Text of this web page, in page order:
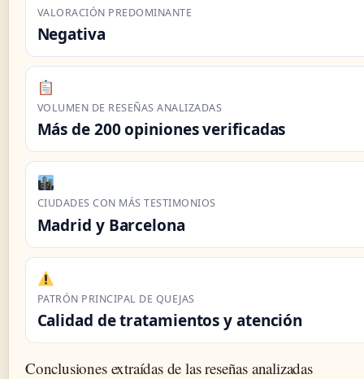
VALORACIÓN PREDOMINANTE
Negativa
VOLUMEN DE RESEÑAS ANALIZADAS
Más de 200 opiniones verificadas
CIUDADES CON MÁS TESTIMONIOS
Madrid y Barcelona
PATRÓN PRINCIPAL DE QUEJAS
Calidad de tratamientos y atención
Conclusiones extraídas de las reseñas analizadas